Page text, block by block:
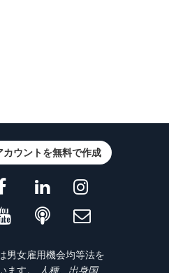
カウントを無料で作成
男女雇用機会均等法を
ます。
人種、出身国、